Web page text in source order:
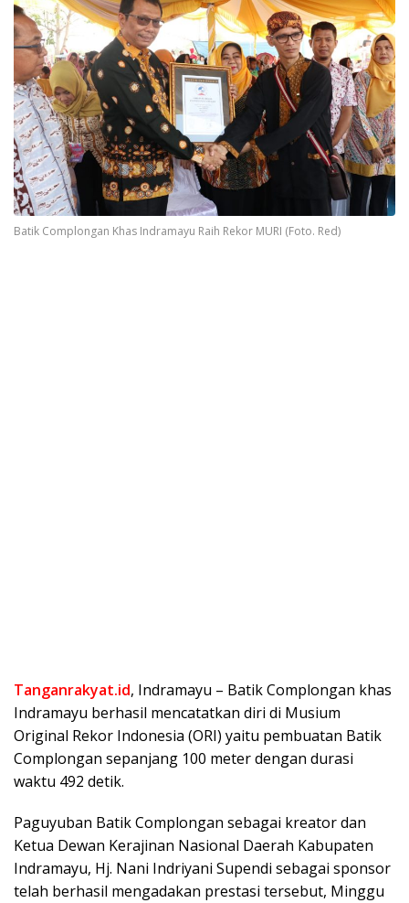
Batik Complongan Khas Indramayu Raih Rekor MURI (Foto. Red)
Tanganrakyat.id, Indramayu – Batik Complongan khas
Indramayu berhasil mencatatkan diri di Musium
Original Rekor Indonesia (ORI) yaitu pembuatan Batik
Complongan sepanjang 100 meter dengan durasi
waktu 492 detik.
Paguyuban Batik Complongan sebagai kreator dan
Ketua Dewan Kerajinan Nasional Daerah Kabupaten
Indramayu, Hj. Nani Indriyani Supendi sebagai sponsor
telah berhasil mengadakan prestasi tersebut, Minggu